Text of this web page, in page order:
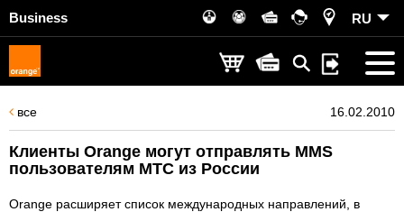
Business RU
все 16.02.2010
Клиенты Orange могут отправлять MMS
пользователям MTС из России
Orange расширяет список международных направлений, в